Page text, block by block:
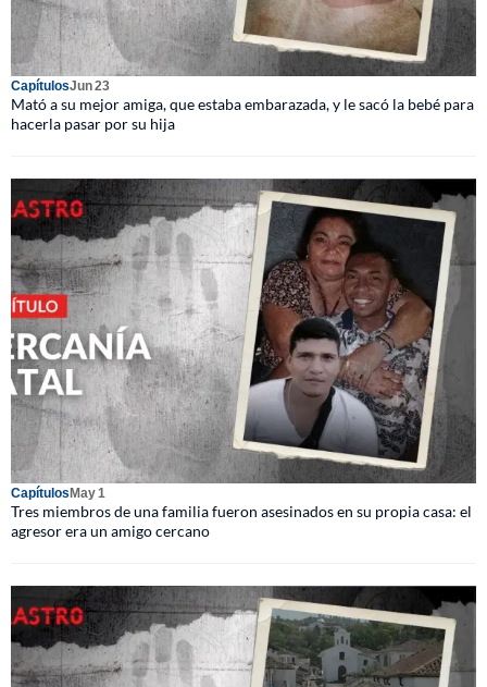
CapítulosJun 23
Mató a su mejor amiga, que estaba embarazada, y le sacó la bebé para
hacerla pasar por su hija
CapítulosMay 1
Tres miembros de una familia fueron asesinados en su propia casa: el
agresor era un amigo cercano